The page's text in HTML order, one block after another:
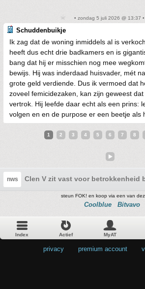
• zondag 5 juli 2026 @ 13:37
Schuddenbuikje
Ik zag dat de woning inmiddels al is
heeft dus echt drie badkamers en is
bang dat hij er misschien nog mee
bewijs. Hij was inderdaad huisvader, mét
grote geld verdiende. Dus ik vermoed dat
zoveel femicidezaken, kan zijn geweest
vertrok. Hij leefde daar echt als een prins:
volgen en en de purpose er een beetje als
1 2 3 4 5 6 7 8
nws Clen V zit vast voor betrokkenheid
steun FOK! en koop via een van
Coolblue Bitvavo
Index Actief MyAT
privacy premium account